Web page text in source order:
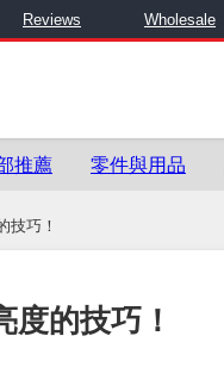
Reviews Wholesale
推薦 零件與用品
技巧！
度的技巧！